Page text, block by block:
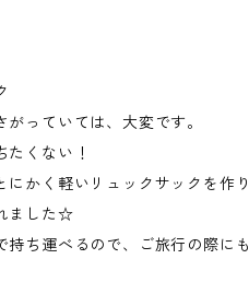
っていては、大変です。
たくない！
かく軽いリュックサックを作り
ました☆
ち運べるので、ご旅行の際にも